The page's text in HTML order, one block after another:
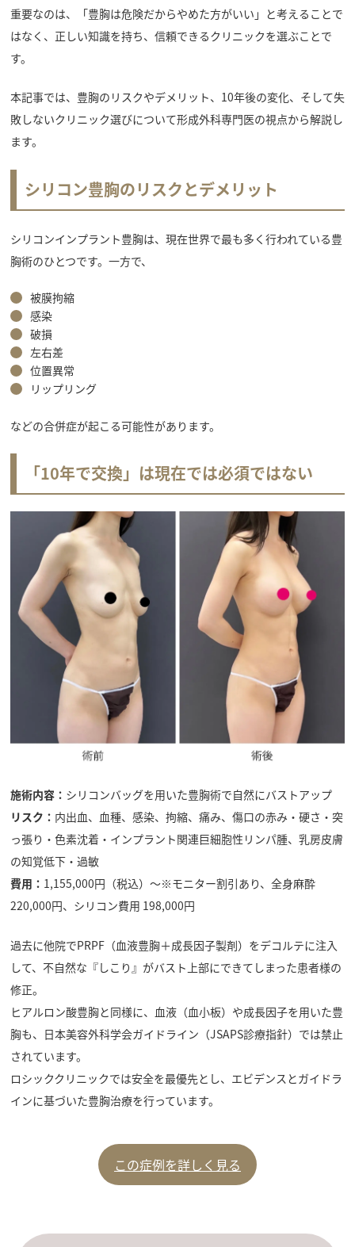
重要なのは、「豊胸は危険だからやめた方がいい」と考えることで
はなく、正しい知識を持ち、信頼できるクリニックを選ぶことで
す。
本記事では、豊胸のリスクやデメリット、10年後の変化、そして失
敗しないクリニック選びについて形成外科専門医の視点から解説し
ます。
シリコン豊胸のリスクとデメリット
シリコンインプラント豊胸は、現在世界で最も多く行われている豊
胸術のひとつです。一方で、
被膜拘縮
感染
破損
左右差
位置異常
リップリング
などの合併症が起こる可能性があります。
「10年で交換」は現在では必須ではない
施術内容： シリコンバッグを用いた豊胸術で自然にバストアップ
リスク： 内出血、血種、感染、拘縮、痛み、傷口の赤み・硬さ・突
っ張り・色素沈着・インプラント関連巨細胞性リンパ腫、乳房皮膚
の知覚低下・過敏
費用： 1,155,000円（税込）〜※モニター割引あり、全身麻酔
220,000円、シリコン費用 198,000円
過去に他院でPRPF（血液豊胸＋成長因子製剤）をデコルテに注入
して、不自然な『しこり』がバスト上部にできてしまった患者様の
修正。
ヒアルロン酸豊胸と同様に、血液（血小板）や成長因子を用いた豊
胸も、日本美容外科学会ガイドライン（JSAPS診療指針）では禁止
されています。
ロシッククリニックでは安全を最優先とし、エビデンスとガイドラ
インに基づいた豊胸治療を行っています。
この症例を詳しく見る